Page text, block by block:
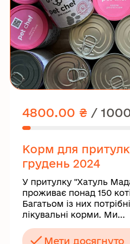
4800.00 ₴ /
Корм для
грудень 2024
У притулку "Хатуль
проживає понад 150
Багатьом із них
лікувальні корми. Ми...
Мети досягнуто